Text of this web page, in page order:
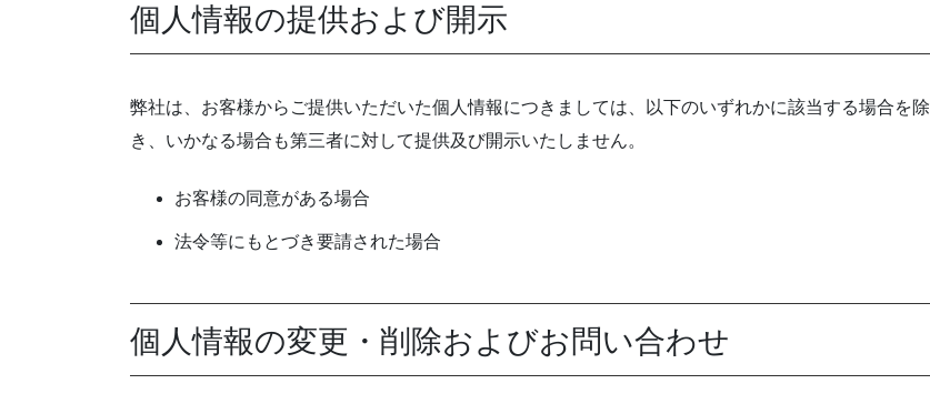
個人情報の提供および開示
弊社は、お客様からご提供いただいた個人情報につきましては、以下のいずれかに該当する場合を除
き、いかなる場合も第三者に対して提供及び開示いたしません。
お客様の同意がある場合
法令等にもとづき要請された場合
個人情報の変更・削除およびお問い合わせ